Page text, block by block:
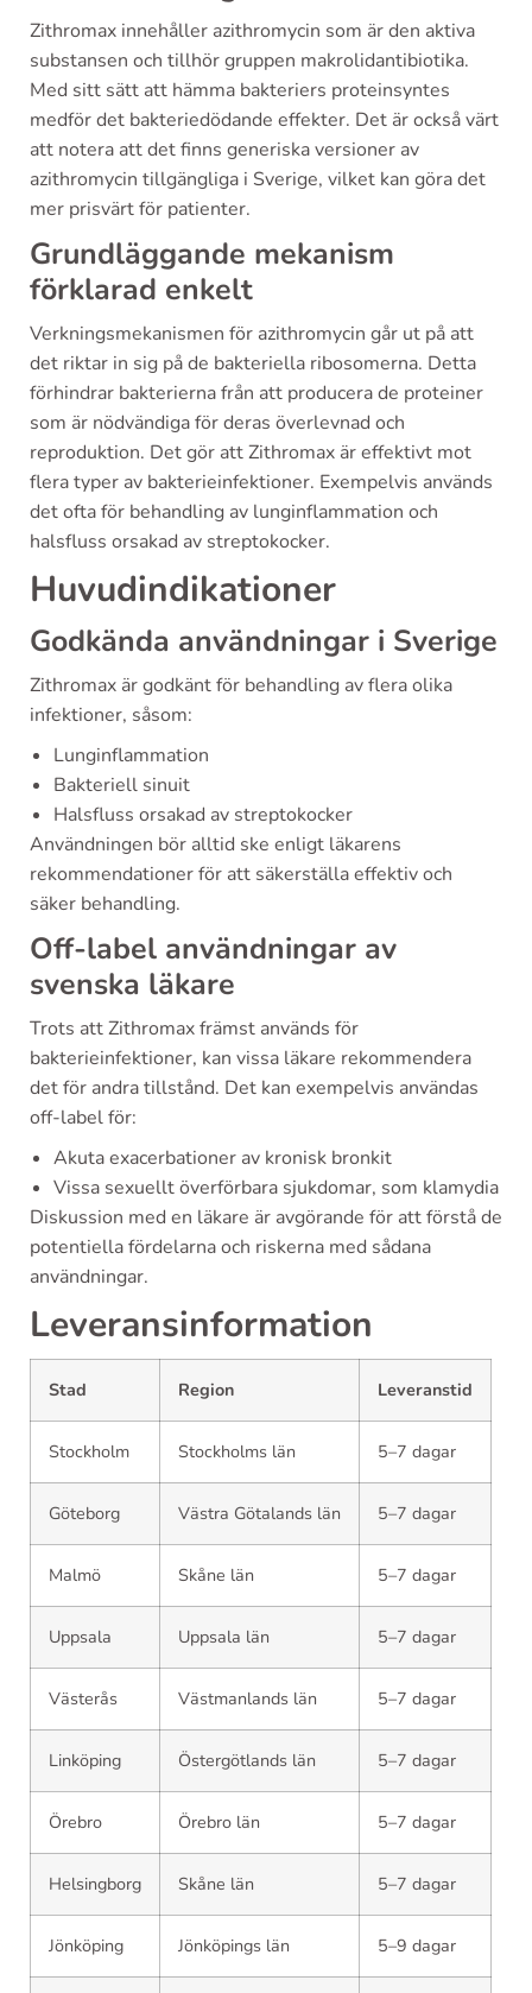
Zithromax innehåller azithromycin som är den aktiva
substansen och tillhör gruppen makrolidantibiotika.
Med sitt sätt att hämma bakteriers proteinsyntes
medför det bakteriedödande effekter. Det är också värt
att notera att det finns generiska versioner av
azithromycin tillgängliga i Sverige, vilket kan göra det
mer prisvärt för patienter.
Grundläggande mekanism
förklarad enkelt
Verkningsmekanismen för azithromycin går ut på att
det riktar in sig på de bakteriella ribosomerna. Detta
förhindrar bakterierna från att producera de proteiner
som är nödvändiga för deras överlevnad och
reproduktion. Det gör att Zithromax är effektivt mot
flera typer av bakterieinfektioner. Exempelvis används
det ofta för behandling av lunginflammation och
halsfluss orsakad av streptokocker.
Huvudindikationer
Godkända användningar i Sverige
Zithromax är godkänt för behandling av flera olika
infektioner, såsom:
Lunginflammation
Bakteriell sinuit
Halsfluss orsakad av streptokocker
Användningen bör alltid ske enligt läkarens
rekommendationer för att säkerställa effektiv och
säker behandling.
Off-label användningar av
svenska läkare
Trots att Zithromax främst används för
bakterieinfektioner, kan vissa läkare rekommendera
det för andra tillstånd. Det kan exempelvis användas
off-label för:
Akuta exacerbationer av kronisk bronkit
Vissa sexuellt överförbara sjukdomar, som klamydia
Diskussion med en läkare är avgörande för att förstå de
potentiella fördelarna och riskerna med sådana
användningar.
Leveransinformation
Stad Region Leveranstid
Stockholm Stockholms län 5–7 dagar
Göteborg Västra Götalands län 5–7 dagar
Malmö Skåne län 5–7 dagar
Uppsala Uppsala län 5–7 dagar
Västerås Västmanlands län 5–7 dagar
Linköping Östergötlands län 5–7 dagar
Örebro Örebro län 5–7 dagar
Helsingborg Skåne län 5–7 dagar
Jönköping Jönköpings län 5–9 dagar